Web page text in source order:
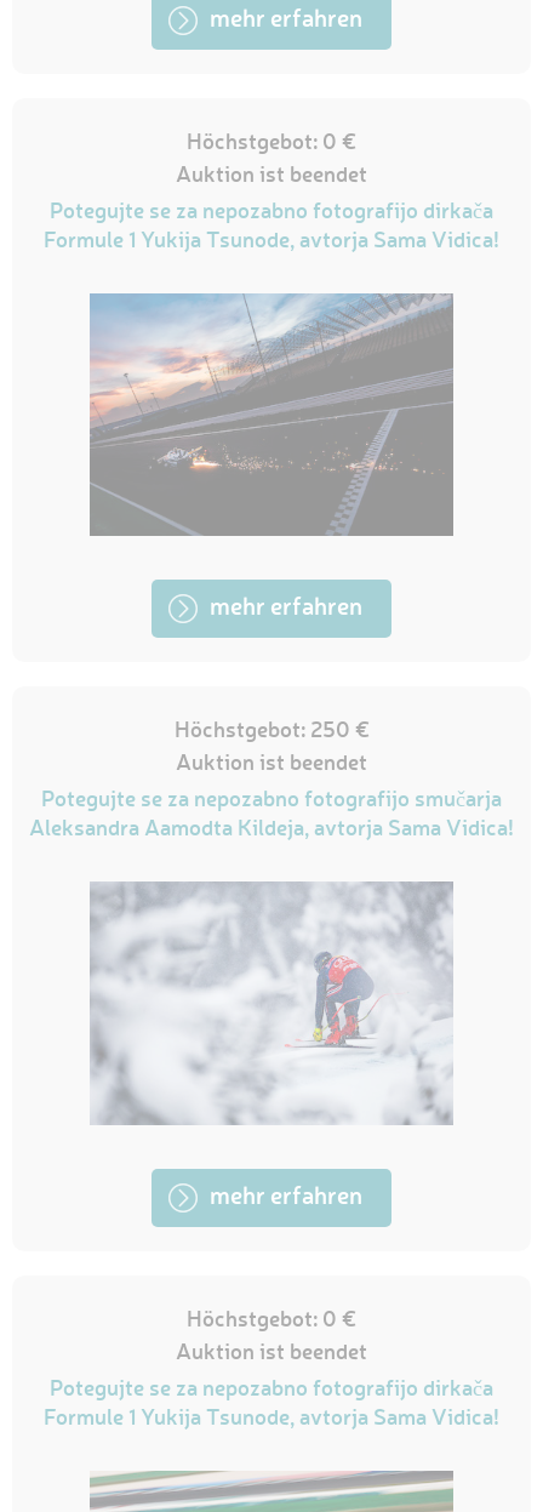
mehr erfahren
Höchstgebot: 0 €
Auktion ist beendet
Potegujte se za nepozabno fotografijo dirkača
Formule 1 Yukija Tsunode, avtorja Sama Vidica!
mehr erfahren
Höchstgebot: 250 €
Auktion ist beendet
Potegujte se za nepozabno fotografijo smučarja
Aleksandra Aamodta Kildeja, avtorja Sama Vidica!
mehr erfahren
Höchstgebot: 0 €
Auktion ist beendet
Potegujte se za nepozabno fotografijo dirkača
Formule 1 Yukija Tsunode, avtorja Sama Vidica!